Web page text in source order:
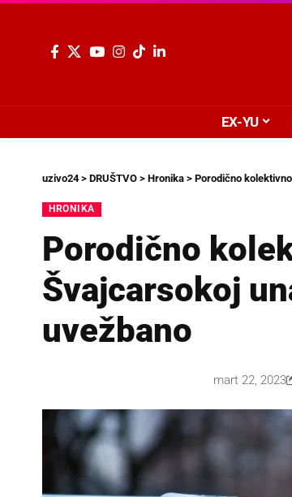
EX-YU
uzivo24> DRUŠTVO > Hronika > Porodično
HRONIKA
Porodično
Švajcarsokoj
uvežbano
mart 22, 2023